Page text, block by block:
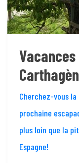
Cherchez-vous
prochaine
plus loin que la
Espagne!